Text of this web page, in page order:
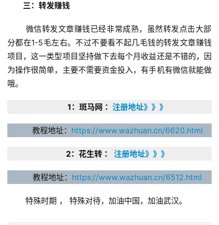
首
页
手
赚
登录 注册
三：转发赚钱
分都在1-5毛左右。不过不要看不起几毛钱的转发文章赚钱
项目，这一类型项目坚持做下去每个月收益还是不错的，因
为操作很简单，主要不需要资金投入，有手机有微信就能做
哦。
1：斑马网 ： 注册地址》》》
教程地址： https://www.wazhuan.cn/6620.html
2：花生转 ： 注册地址》》》
教程地址： https://www.wazhuan.cn/6512.html
特殊时期 ， 特殊对待，加油中国，加油武汉。